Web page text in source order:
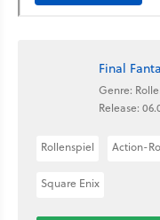
Final
Genre:
Release:
Rollenspiel Action-
Square Enix